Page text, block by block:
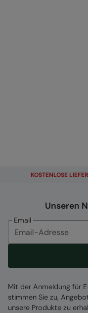
KOSTENLOSE
Unseren
Email
Mit der Anmeldung für
stimmen Sie zu,
unsere Produkte zu